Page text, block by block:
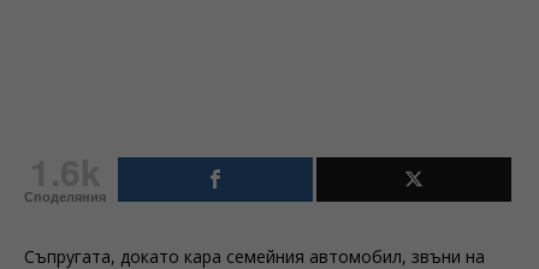
Споделяния
Съпругата, докато кара семейния автомобил, звъни на